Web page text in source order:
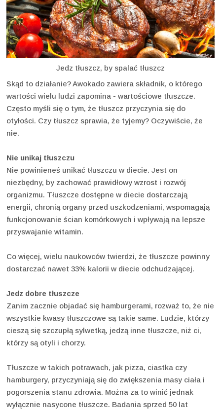
Jedz tłuszcz, by spalać tłuszcz
Skąd to działanie? Awokado zawiera składnik, o którego
wartości wielu ludzi zapomina - wartościowe tłuszcze.
Często myśli się o tym, że tłuszcz przyczynia się do
otyłości. Czy tłuszcz sprawia, że tyjemy? Oczywiście, że
nie.
Nie unikaj tłuszczu
Nie powinieneś unikać tłuszczu w diecie. Jest on
niezbędny, by zachować prawidłowy wzrost i rozwój
organizmu. Tłuszcze dostępne w diecie dostarczają
energii, chronią organy przed uszkodzeniami, wspomagają
funkcjonowanie ścian komórkowych i wpływają na lepsze
przyswajanie witamin.
Co więcej, wielu naukowców twierdzi, że tłuszcze powinny
dostarczać nawet 33% kalorii w diecie odchudzającej.
Jedz dobre tłuszcze
Zanim zacznie objadać się hamburgerami, rozważ to, że nie
wszystkie kwasy tłuszczowe są takie same. Ludzie, którzy
cieszą się szczupłą sylwetką, jedzą inne tłuszcze, niż ci,
którzy są otyli i chorzy.
Tłuszcze w takich potrawach, jak pizza, ciastka czy
hamburgery, przyczyniają się do zwiększenia masy ciała i
pogorszenia stanu zdrowia. Można za to winić jednak
wyłącznie nasycone tłuszcze. Badania sprzed 50 lat